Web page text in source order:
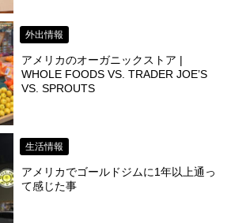
外出情報
アメリカのオーガニックストア |
WHOLE FOODS VS. TRADER JOE’S
VS. SPROUTS
生活情報
アメリカでゴールドジムに1年以上通っ
て感じた事